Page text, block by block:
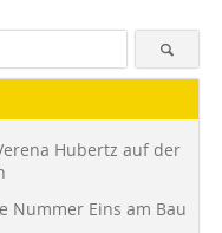
Hubertz auf der
Nummer Eins am Bau